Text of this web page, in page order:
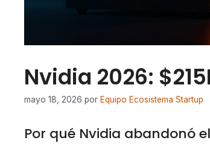
Nvidia 2026:
mayo 18, 2026 por Equipo Ecosistema Startup
Por qué Nvidia abandonó